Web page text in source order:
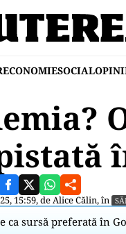
ECONOMIESOCIAL
15:59, deAlice Călin, în
ca sursă preferată în